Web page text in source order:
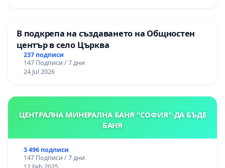
В подкрепа на създаването на Общностен
център в село Църква
237 подписи
147 Подписи / 7 дни
24 Jul 2026
ЦЕНТРАЛНА МИНЕРАЛНА БАНЯ "СОФИЯ"-ДА БЪДЕ
БАНЯ
3 496 подписи
147 Подписи / 7 дни